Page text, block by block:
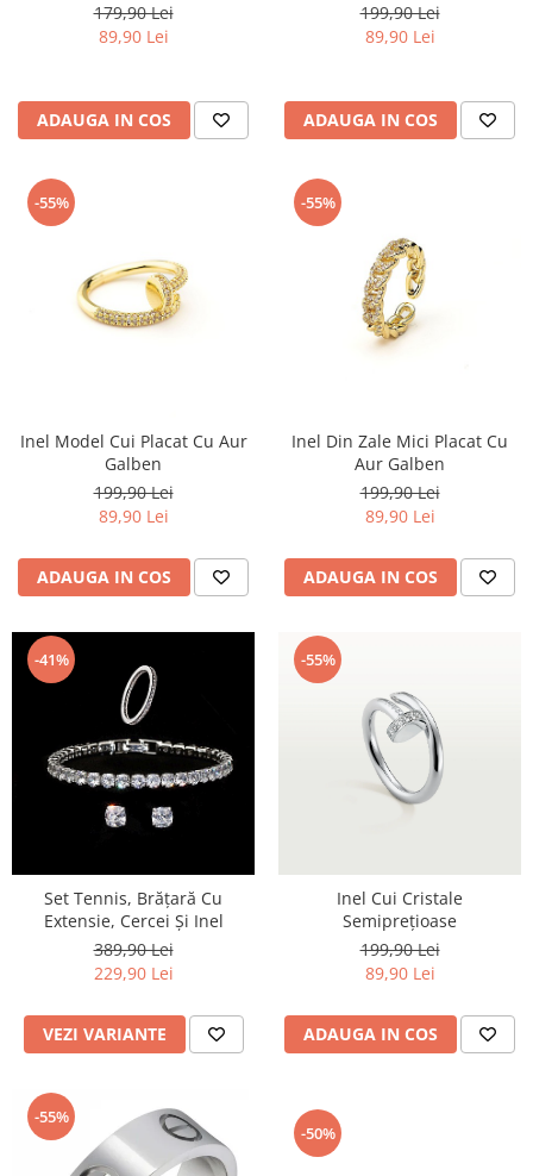
179,90 Lei
89,90 Lei
ADAUGA IN COS
199,90 Lei
89,90 Lei
ADAUGA IN COS
-55%
Inel Model Cui Placat Cu Aur
Galben
199,90 Lei
89,90 Lei
ADAUGA IN COS
-55%
Inel Din Zale Mici Placat Cu
Aur Galben
199,90 Lei
89,90 Lei
ADAUGA IN COS
-41%
Set Tennis, Brățară Cu
Extensie, Cercei Și Inel
389,90 Lei
229,90 Lei
VEZI VARIANTE
-55%
Inel Cui Cristale
Semiprețioase
199,90 Lei
89,90 Lei
ADAUGA IN COS
-55%
-50%